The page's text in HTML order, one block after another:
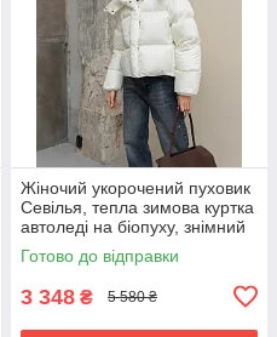
Жіночий укорочений пуховик
Севілья, тепла зимова куртка
автоледі на біопуху, знімний
капюшон 40–44 молочна
Готово до відправки
3 348 ₴ 5 580 ₴